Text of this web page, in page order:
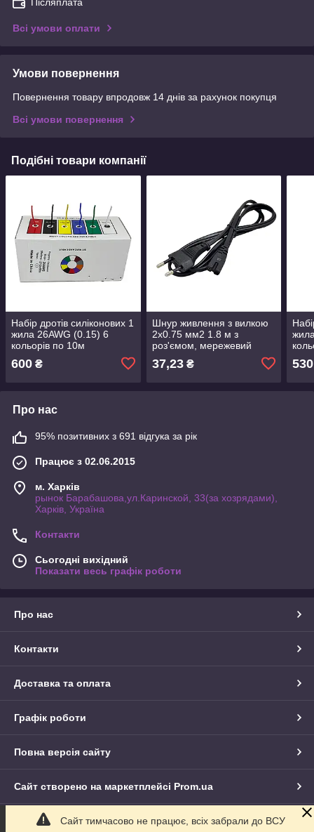
Післяплата
Всі умови оплати
Умови повернення
Повернення товару впродовж 14 днів за рахунок покупця
Всі умови повернення
Подібні товари компанії
Набір дротів силіконових 1
жила 26AWG (0.15) 6
кольорів по 10м
600 ₴
Шнур живлення з вилкою
2х0.75 мм2 1.8 м з
роз'ємом, мережевий
кабель живлення чорний
37,23₴ 530
Про нас
95% позитивних з 691 відгука за рік
Працює з 02.06.2015
м. Харків
рынок Барабашова,ул.Каринской, 33(за хозрядами),
Харків, Україна
Контакти
Сьогодні вихідний
Показати весь графік роботи
Про нас
Контакти
Доставка та оплата
Графік роботи
Повна версія сайту
Сайт створено на маркетплейсі Prom.ua
Політика конфіденційності
Сайт тимчасово не працює, всіх забрали до ВСУ